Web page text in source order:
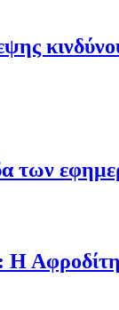
των
Αφροδίτη